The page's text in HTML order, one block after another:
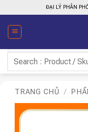
qua
nội
dung
ĐẠI LÝ PHÂN
kiếm:
TRANG CHỦ /